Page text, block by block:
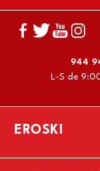
944
L-S de
EROSKI